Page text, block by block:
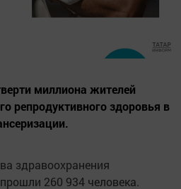
миллиона жителей
репродуктивного здоровья в
здравоохранения
260 934 человека.